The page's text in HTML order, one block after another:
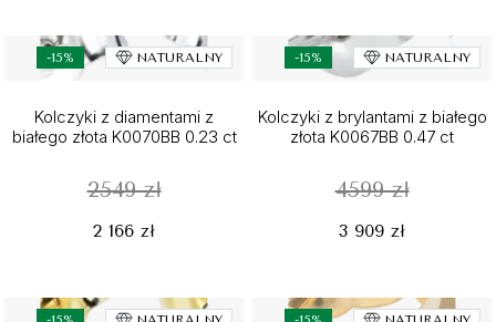
-15% NATURALNY
Kolczyki z diamentami z
białego złota K0070BB 0.23 ct
2549 zł
2 166 zł
-15% NATURALNY
Kolczyki z brylantami z białego
złota K0067BB 0.47 ct
4599 zł
3 909 zł